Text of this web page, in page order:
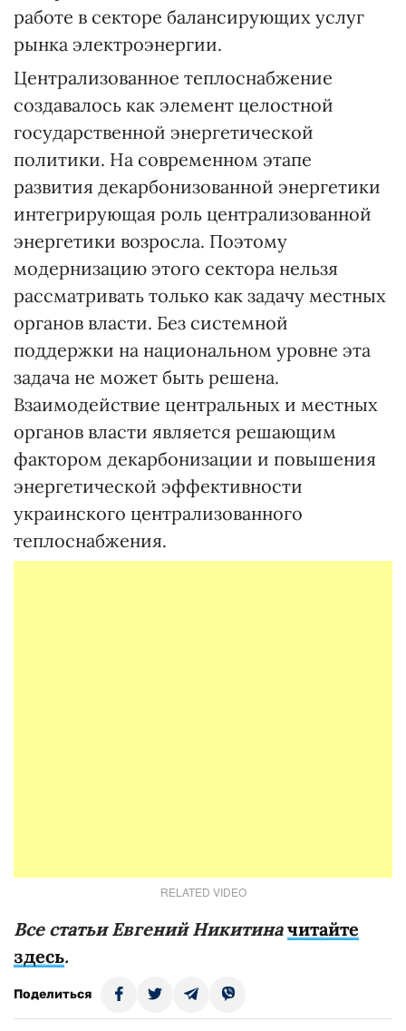
работе в секторе балансирующих услуг
рынка электроэнергии.
Централизованное теплоснабжение
создавалось как элемент целостной
государственной энергетической
политики. На современном этапе
развития декарбонизованной энергетики
интегрирующая роль централизованной
энергетики возросла. Поэтому
модернизацию этого сектора нельзя
рассматривать только как задачу местных
органов власти. Без системной
поддержки на национальном уровне эта
задача не может быть решена.
Взаимодействие центральных и местных
органов власти является решающим
фактором декарбонизации и повышения
энергетической эффективности
украинского централизованного
теплоснабжения.
RELATED VIDEO
Все статьи Евгений Никитиначитайте
здесь.
Поделиться